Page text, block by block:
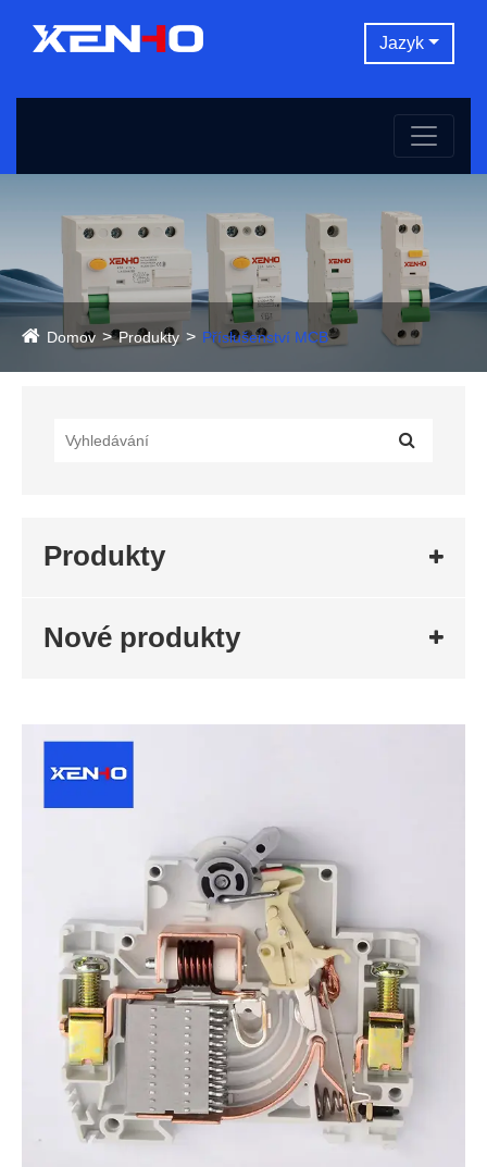
Jazyk
Domov Produkty Příslušenství MCB
Produkty
Nové produkty